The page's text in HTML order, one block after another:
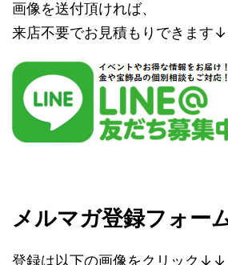
画像を送付頂ければ、
来店不要でお見積もりできます
メルマガ登録フォー
登録は以下の画像をクリック↓↓